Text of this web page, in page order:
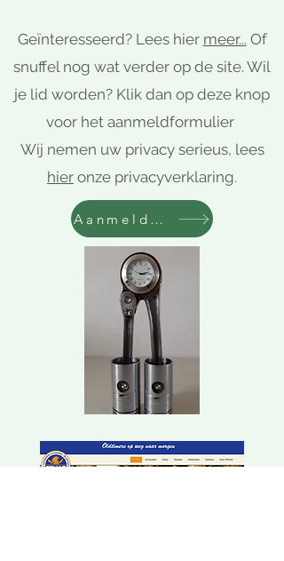
Geïnteresseerd? Lees hier meer... Of
snuffel nog wat verder op de site. Wil
je lid worden? Klik dan op deze knop
voor het aanmeldformulier
Wij nemen uw privacy serieus, lees
hier onze privacyverklaring.
Aanmelden